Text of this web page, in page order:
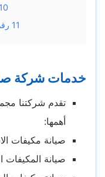
10
11
خدمات شركة
تقدم شركتنا
أهمها:
صيانة مكيفات
صيانة المكيفات